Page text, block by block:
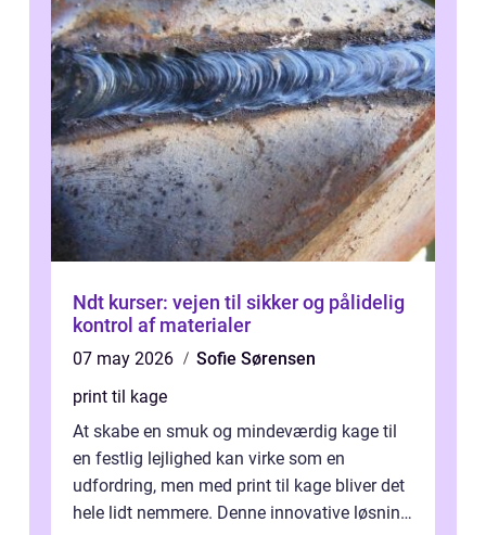
Ndt kurser: vejen til sikker og pålidelig
kontrol af materialer
07 may 2026
Sofie Sørensen
print til kage
At skabe en smuk og mindeværdig kage til
en festlig lejlighed kan virke som en
udfordring, men med print til kage bliver det
hele lidt nemmere. Denne innovative løsning